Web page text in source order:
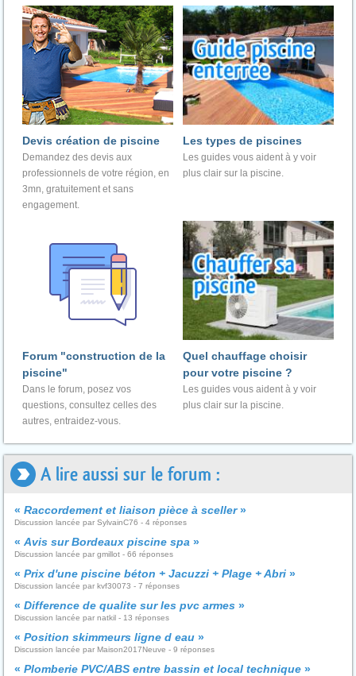
Devis création de piscine
Demandez des devis aux
professionnels de votre région, en
3mn, gratuitement et sans
engagement.
Les types de piscines
Les guides vous aident à y voir
plus clair sur la piscine.
Forum "construction de la
piscine"
Dans le forum, posez vos
questions, consultez celles des
autres, entraidez-vous.
Quel chauffage choisir
pour votre piscine ?
Les guides vous aident à y voir
plus clair sur la piscine.
A lire aussi sur le forum :
« Raccordement et liaison pièce à sceller»
Discussion lancée par SylvainC76 - 4 réponses
« Avis sur Bordeaux piscine spa »
Discussion lancée par gmillot - 66 réponses
« Prix d'une piscine béton + Jacuzzi + Plage + Abri »
Discussion lancée par kvf30073 - 7 réponses
« Difference de qualite sur les pvc armes »
Discussion lancée par natkil - 13 réponses
« Position skimmeurs ligne d eau »
Discussion lancée par Maison2017Neuve - 9 réponses
« Plomberie PVC/ABS entre bassin et local technique »